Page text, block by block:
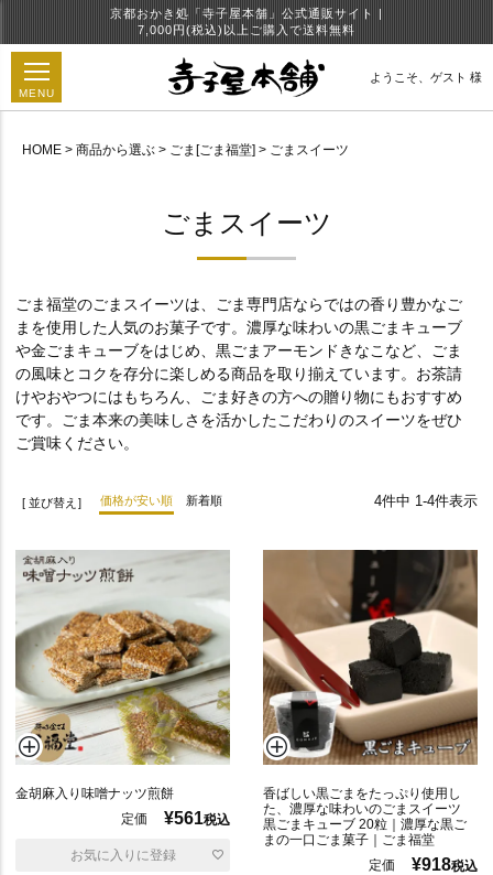
京都おかき処「寺子屋本舗」公式通販サイト |
7,000円(税込)以上ご購入で送料無料
MENU
ようこそ、 ゲスト 様
HOME 商品から選ぶ ごま[ごま福堂] ごまスイーツ
ごまスイーツ
ごま福堂のごまスイーツは、ごま専門店ならではの香り豊かなご
まを使用した人気のお菓子です。濃厚な味わいの黒ごまキューブ
や金ごまキューブをはじめ、黒ごまアーモンドきなこなど、ごま
の風味とコクを存分に楽しめる商品を取り揃えています。お茶請
けやおやつにはもちろん、ごま好きの方への贈り物にもおすすめ
です。ごま本来の美味しさを活かしたこだわりのスイーツをぜひ
ご賞味ください。
並び替え 価格が安い順 新着順 4件中 1-4件表示
金胡麻入り味噌ナッツ煎餅
定価
¥561税込
お気に入りに登録
香ばしい黒ごまをたっぷり使用し
た、濃厚な味わいのごまスイーツ
黒ごまキューブ 20粒｜濃厚な黒ご
まの一口ごま菓子｜ごま福堂
定価
¥918税込